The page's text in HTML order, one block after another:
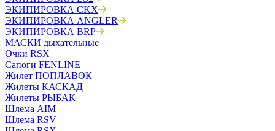
ЭКИПИРОВКА CKX
ЭКИПИРОВКА ANGLER
ЭКИПИРОВКА BRP
МАСКИ дыхательные
Очки RSX
Сапоги FENLINE
Жилет ПОПЛАВОК
Жилеты КАСКАД
Жилеты РЫБАК
Шлема AIM
Шлема RSV